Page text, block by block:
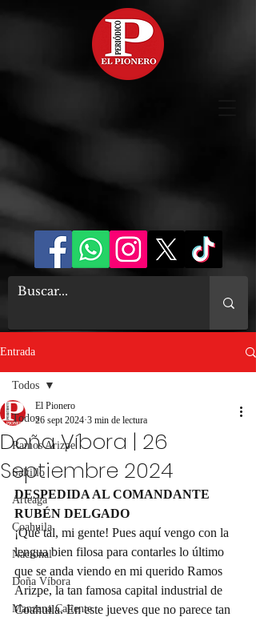
Entrada
Todos
Ramos Arizpe
Saltillo
Arteaga
Coahuila
Nacional
Doña Víbora
Manzana Caliente
Todos
Doña Víbora | 26
Septiembre 2024
El Pionero
26 sept 2024 3 min de lectura
DESPEDIDA AL COMANDANTE
RUBÉN DELGADO
¡Qué tal, mi gente! Pues aquí vengo con la
lengua bien filosa para contarles lo último
que se anda viendo en mi querido Ramos
Arizpe, la tan famosa capital industrial de
Coahuila. En este jueves que no parece tan